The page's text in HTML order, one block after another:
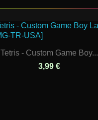
Tetris - Custom Game Boy...
3,99 €